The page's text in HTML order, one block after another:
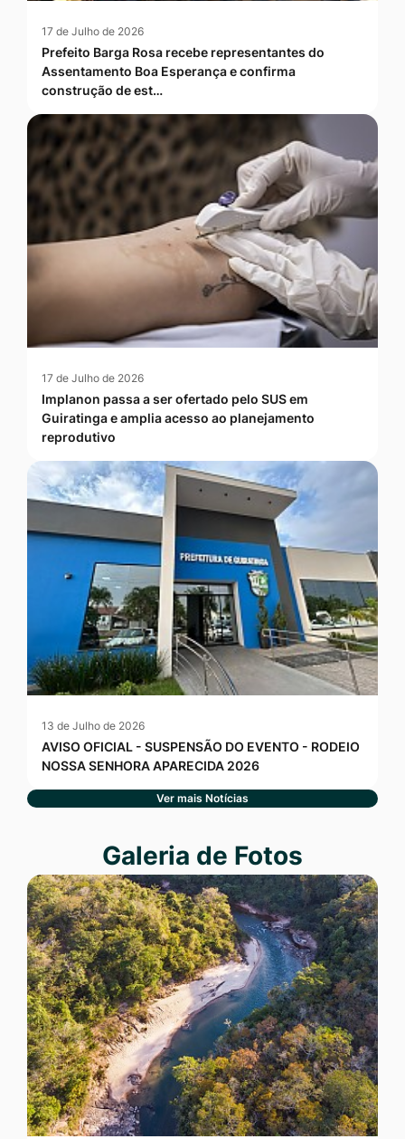
17 de Julho de 2026
Prefeito Barga Rosa recebe representantes do
Assentamento Boa Esperança e confirma
construção de est…
17 de Julho de 2026
Implanon passa a ser ofertado pelo SUS em
Guiratinga e amplia acesso ao planejamento
reprodutivo
13 de Julho de 2026
AVISO OFICIAL - SUSPENSÃO DO EVENTO - RODEIO
NOSSA SENHORA APARECIDA 2026
Ver mais Notícias
Seção Galeria de Fotos
Galeria de Fotos